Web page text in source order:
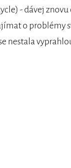
- dávej
o problémy
nestala